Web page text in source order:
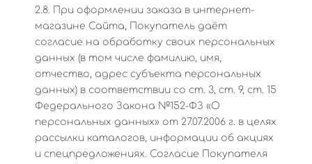
2.8. При оформлении заказа в интернет-
магазине Сайта, Покупатель даёт
согласие на обработку своих персональных
данных (в том числе фамилию, имя,
отчество, адрес субъекта персональных
данных) в соответствии со ст. 3, ст. 9, ст. 15
Федерального Закона №152-ФЗ «О
персональных данных» от 27.07.2006 г. в целях
рассылки каталогов, информации об акциях
и спецпредложениях. Согласие Покупателя